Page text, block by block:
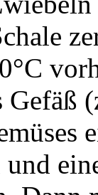
Gefäß
und